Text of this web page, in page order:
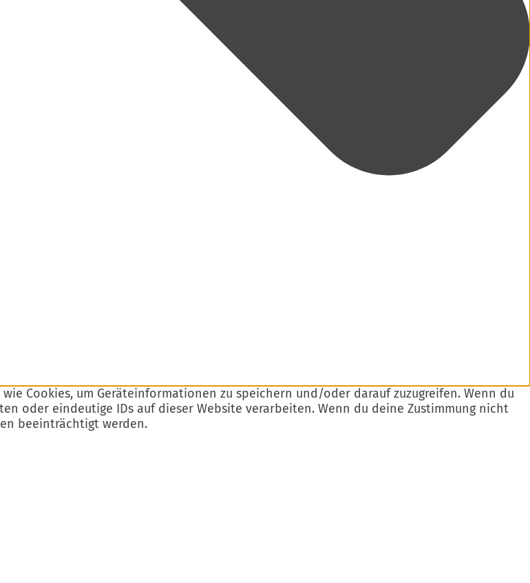
Cookies, um Geräteinformationen zu speichern und/oder darauf zuzugreifen. Wenn du
oder eindeutige IDs auf dieser Website verarbeiten. Wenn du deine Zustimmung nicht
beeinträchtigt werden.